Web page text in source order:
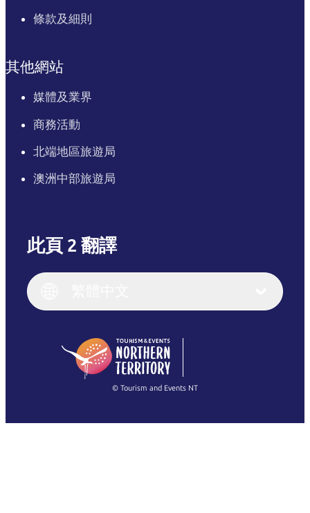
條款及細則
其他網站
媒體及業界
商務活動
北端地區旅遊局
澳洲中部旅遊局
此頁 2 翻譯
English (US)
English
(Singapore)
Français
繁體中文
© Tourism and Events NT